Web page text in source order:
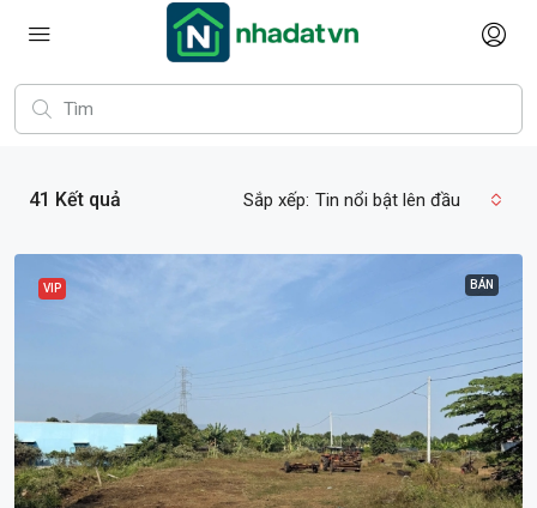
41 Kết quả Sắp xếp: Tin nổi bật lên đầu
VIP BÁN